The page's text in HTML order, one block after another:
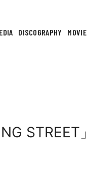
DISCOGRAPHY MOVIE
STREET」